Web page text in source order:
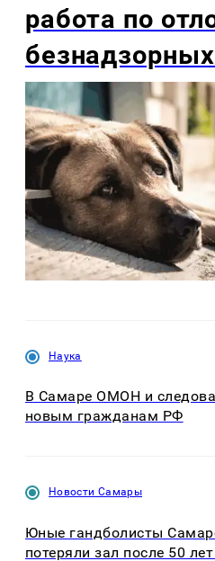
работа по
Наука
В Самаре ОМОН и
новым гражданам РФ
Новости Самары
Юные гандболисты
потеряли зал после 50